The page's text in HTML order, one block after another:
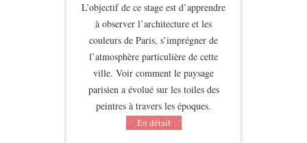
L’objectif de ce stage est d’apprendre
à observer l’architecture et les
couleurs de Paris, s’imprégner de
l’atmosphère particulière de cette
ville. Voir comment le paysage
parisien a évolué sur les toiles des
peintres à travers les époques.
Еn détail